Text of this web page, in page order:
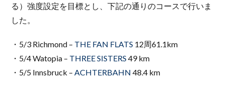
る）強度設定を目標とし、下記の通りのコースで行いま
した。
・5/3 Richmond – THE FAN FLATS 12周61.1km
・5/4 Watopia – THREE SISTERS 49 km
・5/5 Innsbruck – ACHTERBAHN 48.4 km